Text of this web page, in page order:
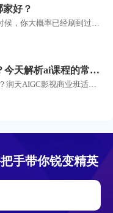
好？
搜武汉学漏洞挖掘的时候，你大概率已经刷到过一堆培训机构的广告了。 有打着零基础包就业旗号的，有号称30天速成渗透测试的，还有把你拉进群先听一节免费课再疯狂推销的。 说实...
学AI短剧哪家好？今天解析ai课程的常见问答
Q1：武汉学AI哪家好？润天AIGC影视商业班适合零基础小白吗？ A：润天教育是武汉专业AI短剧、AI漫剧培训机构，零基础完全可以报名。课程不要求美术、剪辑、影视专业功底，从AI提示词...
手带你锐变精英